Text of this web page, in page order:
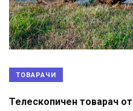
ТОВАРАЧИ
Телескопичен товарач